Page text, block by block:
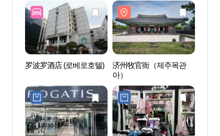
罗波罗酒店 (로베로호텔)
济州牧官衙（제주목관
아）